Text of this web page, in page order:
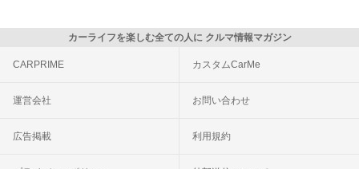
カーライフを楽しむ全ての人に クルマ情報マガジン
CARPRIME カスタムCarMe
運営会社 お問い合わせ
広告掲載 利用規約